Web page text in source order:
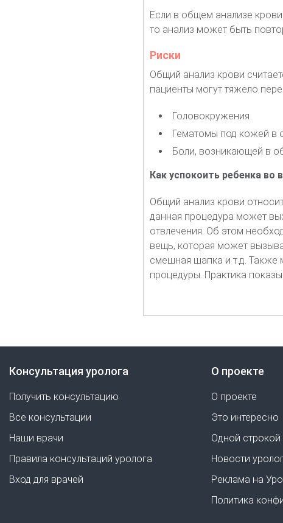
Если в общем анализе
то анализ может быть
Риски
Общий анализ крови
пациенты могут тяжело
Головокружения
Гематомы под кожей в
Боли, возникающей в
Как успокоить ребенка во
Общий анализ крови
данная процедура может
отвлечения. Об этом
вещь, которая может
смешная шапка и т.д.
процедуры. Практика
Консультация уролога
Получить консультацию
Все консультации
Наши врачи
Правила консультаций уролога
Вход для врачей
О проекте
О проекте
Это интересно
Одной строкой
Новости
Реклама на
Политика